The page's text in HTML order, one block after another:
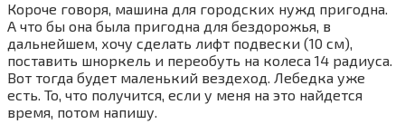
Короче говоря, машина для городских нужд пригодна.
А что бы она была пригодна для бездорожья, в
дальнейшем, хочу сделать лифт подвески (10 см),
поставить шноркель и переобуть на колеса 14 радиуса.
Вот тогда будет маленький вездеход. Лебедка уже
есть. То, что получится, если у меня на это найдется
время, потом напишу.